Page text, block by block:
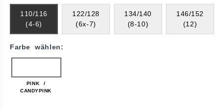
110/116
(4-6)
122/128
(6x-7)
134/140
(8-10)
146/152
(12)
Farbe wählen:
PINK /
CANDYPINK